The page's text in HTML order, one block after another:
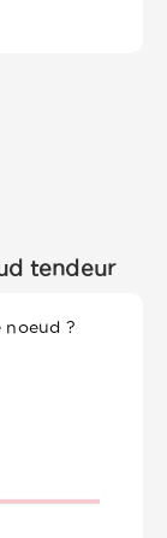
tendeur
noeud ?